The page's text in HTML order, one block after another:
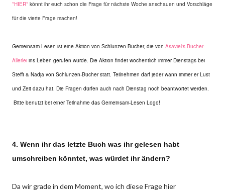
*HIER* könnt ihr euch schon die Frage für nächste Woche anschauen und Vorschläge
für die vierte Frage machen!
Gemeinsam Lesen ist eine Aktion von Schlunzen-Bücher, die von Asaviel's Bücher-
Allerlei ins Leben gerufen wurde. Die Aktion findet wöchentlich immer Dienstags bei
Steffi & Nadja von Schlunzen-Bücher statt. Teilnehmen darf jeder wann immer er Lust
und Zeit dazu hat. Die Fragen dürfen auch nach Dienstag noch beantwortet werden.
Bitte benutzt bei einer Teilnahme das Gemeinsam-Lesen Logo!
4. Wenn ihr das letzte Buch was ihr gelesen habt
umschreiben könntet, was würdet ihr ändern?
Da wir grade in dem Moment, wo ich diese Frage hier